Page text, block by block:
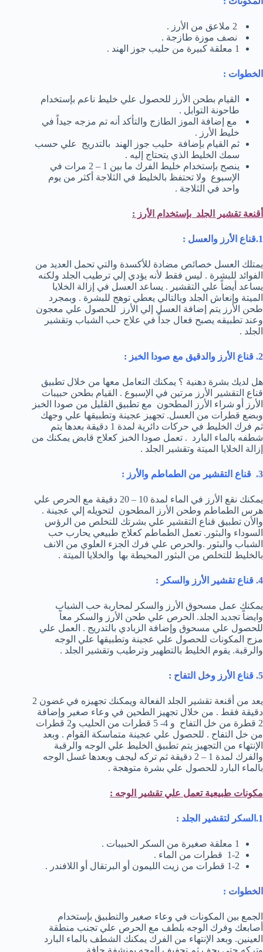
نصف موزة طازجة .
1 معلقة كبيرة من حليب جوز الهند .
الخطوات :
القيام بطحن الأرز للحصول علي خليط ناعم بإستخدام
طاحونة التوابل .
مع إضافة الموز الطازج والتأكد أنه تم مزجه جيداً في
خليط الأرز .
ثم القيام بإضافة حليب جوز الهند بالتدريج علي حسب
سمك الخليط الذي يتحتاج إليه .
ينصح بإستخدام خليط الفرك ما بين 1 – 2 مرات في
الإسبوع ولا تحتفظ بالخليط في الثلاجة أكثر من يوم
واحد في الثلاجة .
أقنعة تقشير الجلد بإستخدام الأرز :
1.قناع الأرز والعسل :
يمتلك العسل خصائص مضادة للأكسدة والتي تحمل العديد من
الفوائد للبشرة . ليس فقط لأنه يؤدي إلي ترطيب الجلد ولكنه
يساعد أيضاً علي التقشير . يساعد العسل في إزالة الخلايا
الميتة وإنعاش الجلد وبالتالي يعطي توهج للبشرة . وبمجرد
طحن الأرز يتم إضافة العسل إلي الأرز للحصول علي معجون
وعند تطبيقه يصبح فعال جداً في علاج حب الشباب وتقشير
الجلد .
2. قناع الأرز والدقيق مع صودا الخبز :
هل لديك بشرة دهنية ؟ يمكنك التعامل معها من خلال تطبيق
قناع التقشير الأرز مرتين في الإسبوع . القيام بطحن حبيبات
الأرز أو شراء الأرز المطحون مع تطبيق القليل من صودا الخبز
وبضع قطرات من العسل. تجهيز عجينة وتطبيقها علي وجهك
ثم فرك الخليط في حركات دائرية لمدة 1 دقيقة بعدها يتم
شطفه بالماء البارد . تعمل صودا الخبز كعلاج قابض يمكنك من
إزالة الخلايا الميتة وتقشير الجلد .
3. قناع التقشير من الطماطم والأرز :
يمكنك نقع الأرز في الماء لمدة 10 – 20 دقيقة مع الحرص علي
هرس الطماطم وطحن الأرز المطحون لتحويله إلي عجينة .
والأن تطبيق قناع التقشير علي بشرتك للتخلص من الرؤس
السوداء والبثور. تعمل الطماطم كعلاج طبيعي يحارب حب
الشباب والبثور .والحرص علي فرك الجزء العلوي من الانف
بالخليط للتخلص من البثور المحيطة بها والخلايا الميتة .
4. قناع تقشير الأرز والسكر :
يمكنك عمل مسحوق الأرز والسكر لمحاربة حب الشباب
وايضاً تجديد الجلد. الحرص علي طحن الأرز والسكر معاً
للحصول علي مسحوق وإضافة الزبادي بالتدريج . العمل علي
مزج المكونات للحصول علي عجينة وتطبيقها علي الوجه
والرقبة. يقوم الخليط بالتطهير وترطيب وتقشير الجلد .
5. قناع الأرز وخل التفاح :
يعد من أقنعة تقشير الجلد الفعالة ويمكنك تجهيزه في غضون 2
دقيقة فقط . من خلال تجهيز الطحين في وعاء صغير وإضافة
2 قطرة من خل التفاح و 4- 5 قطرات من الحليب و2 قطرات
من خل التفاح . للحصول علي عجينة متماسكة القوام . وبعد
الإنتهاء من التجهيز يتم تطبيق الخليط علي الوجه والرقبة
والفرك لمدة 1 – 2 دقيقة ثم تركه ليجف وبعدها غسل الوجه
بالماء البارد للحصول علي بشرة متوهجة .
مكونات طبيعية تعمل علي تقشير الوجه :
1.السكر لتقشير الجلد :
1 معلقة صغيرة من السكر الحبيبات .
1-2 قطرات من الماء .
1-2 قطرات من زيت الليمون أو البرتقال أو اللافندر .
الخطوات :
الجمع بين المكونات في وعاء صغير والتطبيق بإستخدام
أصابعك وفرك الوجه بلطف مع الحرص علي تجنب منطقة
العينين. وبعد الإنتهاء من الفرك يمكنك الشطف بالماء البارد
وتركه حتي يجف ثم تجفيف الوجه بمنشفة جافة .